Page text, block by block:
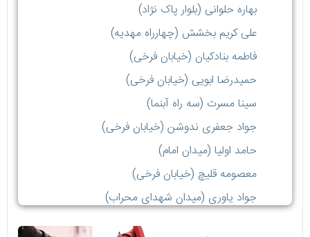
بهاره حلوانی (بلوار پاک نژاد)
علی کریم بخشش (چهارراه مهدیه)
فاطمه بنادکیان (خیابان فرخی)
حمیدرضا ابویی (خیابان فرخی)
سینا مسرت (سه راه آبنما)
جواد جعفری ندوشن (خیابان فرخی)
حامد اولیا (میدان امام)
معصومه قلیچ (خیابان فرخی)
جواد یاوری (میدان شهدای محراب)